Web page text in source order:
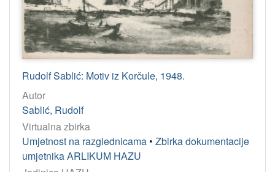
Rudolf Sablić: Motiv iz Korčule, 1948.
Autor
Sablić, Rudolf
Virtualna zbirka
Umjetnost na razglednicama • Zbirka dokumentacije
umjetnika ARLIKUM HAZU